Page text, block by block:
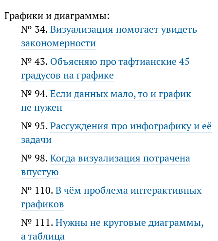
Графики и диаграммы:
№ 34.Визуализация помогает увидеть
закономерности
№ 43. Объясняю про тафтианские 45
градусов на графике
№ 94.Если данных мало, то и график
не нужен
№ 95.Рассуждения про инфографику и её
задачи
№ 98.Когда визуализация потрачена
впустую
№ 110.В чём проблема интерактивных
графиков
№ 111.Нужны не круговые диаграммы,
а таблица